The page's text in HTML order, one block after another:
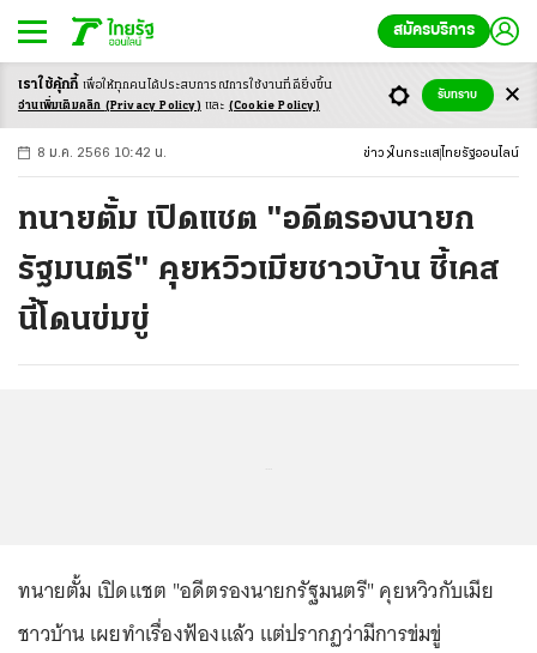
สมัครบริการ
-ก ก ก+
8 ม.ค. 2566 10:42 น. ข่าว ในกระแส ไทยรัฐออนไลน์
ทนายตั้ม เปิดแชต "อดีตรองนายก
รัฐมนตรี" คุยหวิวเมียชาวบ้าน ชี้เคส
นี้โดนข่มขู่
ทนายตั้ม เปิดแชต "อดีตรองนายกรัฐมนตรี" คุยหวิวกับเมีย
ชาวบ้าน เผยทำเรื่องฟ้องแล้ว แต่ปรากฏว่ามีการข่มขู่
เราใช้คุ้กกี้ เพื่อให้ทุกคนได้ประสบการณ์การใช้งานที่ดียิ่งขึ้น
อ่านเพิ่มเติมคลิก (Privacy Policy) และ (Cookie Policy)
รับทราบ